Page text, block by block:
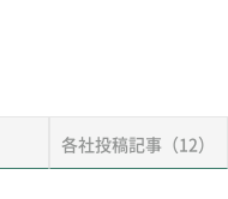
各社投稿記事（12）